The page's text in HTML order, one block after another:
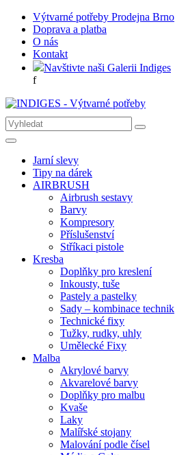
Výtvarné potřeby Prodejna Brno
Doprava a platba
O nás
Kontakt
Navštivte naši Galerii Indiges
f
Jarní slevy
Tipy na dárek
AIRBRUSH
Airbrush sestavy
Barvy
Kompresory
Příslušenství
Stříkaci pistole
Kresba
Doplňky pro kreslení
Inkousty, tuše
Pastely a pastelky
Sady – kombinace technik
Technické fixy
Tužky, rudky, uhly
Umělecké Fixy
Malba
Akrylové barvy
Akvarelové barvy
Doplňky pro malbu
Kvaše
Laky
Malířské stojany
Malování podle čísel